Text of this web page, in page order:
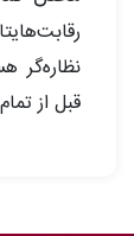
نظاره‌گر
قبل از